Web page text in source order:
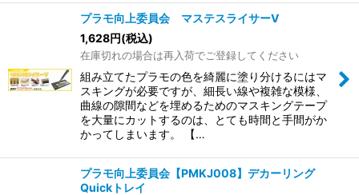
プラモ向上委員会 マステスライサーV
1,628円(税込)
在庫切れの場合は再入荷でご登録してください
組み立てたプラモの色を綺麗に塗り分けるにはマ
スキングが必要ですが、細長い線や複雑な模様、
曲線の隙間などを埋めるためのマスキングテープ
を大量にカットするのは、とても時間と手間がか
かってしまいます。 【…
プラモ向上委員会【PMKJ008】デカーリング
Quickトレイ